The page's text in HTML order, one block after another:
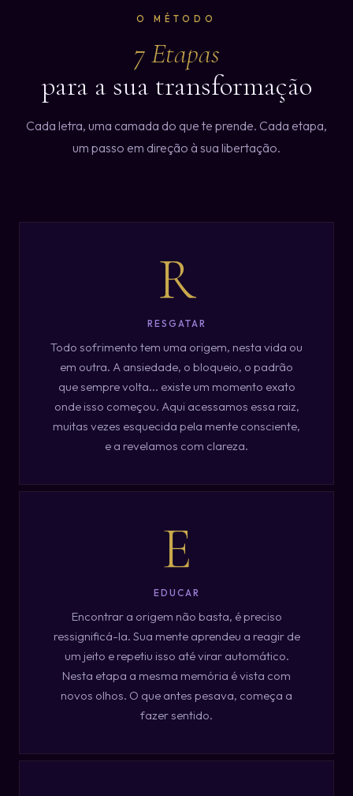
O MÉTODO
7 Etapas
para a sua transformação
Cada letra, uma camada do que te prende. Cada etapa,
um passo em direção à sua libertação.
R
RESGATAR
Todo sofrimento tem uma origem, nesta vida ou
em outra. A ansiedade, o bloqueio, o padrão
que sempre volta... existe um momento exato
onde isso começou. Aqui acessamos essa raiz,
muitas vezes esquecida pela mente consciente,
e a revelamos com clareza.
E
EDUCAR
Encontrar a origem não basta, é preciso
ressignificá-la. Sua mente aprendeu a reagir de
um jeito e repetiu isso até virar automático.
Nesta etapa a mesma memória é vista com
novos olhos. O que antes pesava, começa a
fazer sentido.